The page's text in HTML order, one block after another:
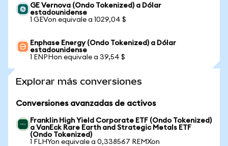
GE Vernova (Ondo Tokenized) a Dólar
estadounidense
1 GEVon equivale a 1029,04 $
Enphase Energy (Ondo Tokenized) a Dólar
estadounidense
1 ENPHon equivale a 39,54 $
Explorar más conversiones
Conversiones avanzadas de activos
Franklin High Yield Corporate ETF (Ondo Tokenized)
a VanEck Rare Earth and Strategic Metals ETF
(Ondo Tokenized)
1 FLHYon equivale a 0,338567 REMXon